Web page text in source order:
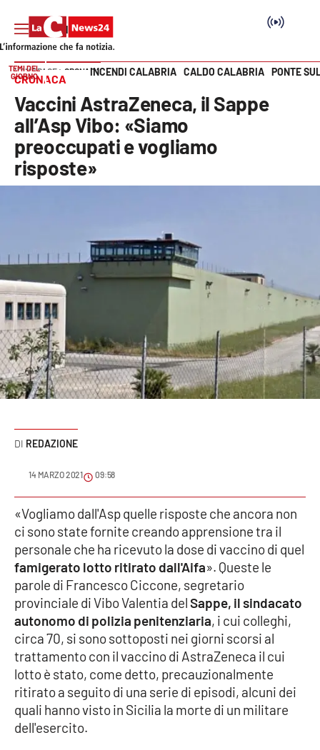
SEZIONI
Cronaca
Politica
Economia e lavoro
Italia Mondo
Sanità
Sport
Cultura
Podcast
Meteo
Editoriali
VIDEO
Ambiente
Cronaca
Cultura
Economia e Lavoro
Vai
TEMI DEL
GIORNO
INCENDI CALABRIA CALDO CALABRIA PONTE
HOME PAGE CRONACA
CRONACA
Vaccini AstraZeneca, il Sappe
all’Asp Vibo: «Siamo
preoccupati e vogliamo
risposte»
REDAZIONE
14 MARZO 2021 09:58
«Vogliamo dall'Asp quelle risposte che ancora non
ci sono state fornite creando apprensione tra il
personale che ha ricevuto la dose di vaccino di quel
famigerato lotto ritirato dall'Aifa». Queste le
parole di Francesco Ciccone, segretario
provinciale di Vibo Valentia delSappe, il sindacato
autonomo di polizia penitenziaria, i cui colleghi,
circa 70, si sono sottoposti nei giorni scorsi al
trattamento con il vaccino di AstraZeneca il cui
lotto è stato, come detto, precauzionalmente
ritirato a seguito di una serie di episodi, alcuni dei
quali hanno visto in Sicilia la morte di un militare
dell'esercito.